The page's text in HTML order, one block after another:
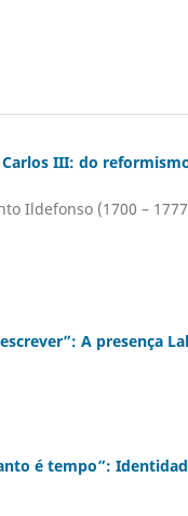
III: do
Ildefonso (1700 –
A presença
é tempo”: